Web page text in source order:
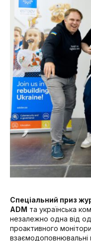
Спеціальний приз
ADM та українська
незалежно одна від
проактивного
взаємодоповнювальні